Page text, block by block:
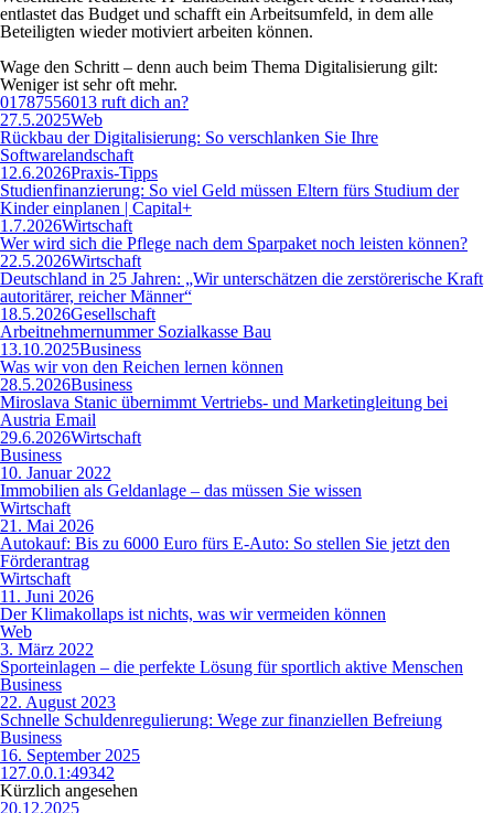
entlastet das Budget und schafft ein Arbeitsumfeld, in dem alle
Beteiligten wieder motiviert arbeiten können.
Wage den Schritt – denn auch beim Thema Digitalisierung gilt:
Weniger ist sehr oft mehr.
01787556013 ruft dich an?
27.5.2025Web
Rückbau der Digitalisierung: So verschlanken Sie Ihre
Softwarelandschaft
12.6.2026Praxis-Tipps
Studienfinanzierung: So viel Geld müssen Eltern fürs Studium der
Kinder einplanen | Capital+
1.7.2026Wirtschaft
Wer wird sich die Pflege nach dem Sparpaket noch leisten können?
22.5.2026Wirtschaft
Deutschland in 25 Jahren: „Wir unterschätzen die zerstörerische Kraft
autoritärer, reicher Männer“
18.5.2026Gesellschaft
Arbeitnehmernummer Sozialkasse Bau
13.10.2025Business
Was wir von den Reichen lernen können
28.5.2026Business
Miroslava Stanic übernimmt Vertriebs- und Marketingleitung bei
Austria Email
29.6.2026Wirtschaft
Business
10. Januar 2022
Immobilien als Geldanlage – das müssen Sie wissen
Wirtschaft
21. Mai 2026
Autokauf: Bis zu 6000 Euro fürs E-Auto: So stellen Sie jetzt den
Förderantrag
Wirtschaft
11. Juni 2026
Der Klimakollaps ist nichts, was wir vermeiden können
Web
3. März 2022
Sporteinlagen – die perfekte Lösung für sportlich aktive Menschen
Business
22. August 2023
Schnelle Schuldenregulierung: Wege zur finanziellen Befreiung
Business
16. September 2025
127.0.0.1:49342
Kürzlich angesehen
20.12.2025